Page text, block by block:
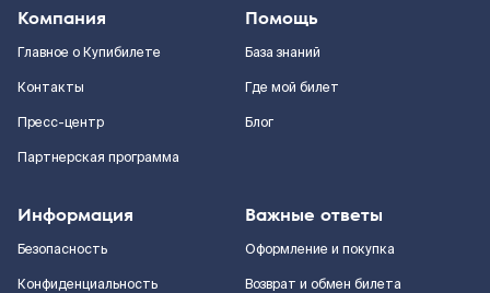
Компания
Главное о Купибилете
Контакты
Пресс-центр
Партнерская программа
Помощь
База знаний
Где мой билет
Блог
Информация
Безопасность
Конфиденциальность
Важные ответы
Оформление и покупка
Возврат и обмен билета